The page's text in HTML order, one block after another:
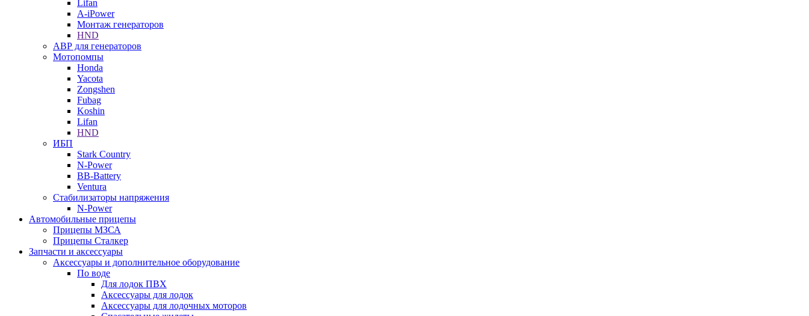
Lifan
A-iPower
Монтаж генераторов
HND
АВР для генераторов
Мотопомпы
Honda
Yacota
Zongshen
Fubag
Koshin
Lifan
HND
ИБП
Stark Country
N-Power
BB-Battery
Ventura
Стабилизаторы напряжения
N-Power
Автомобильные прицепы
Прицепы МЗСА
Прицепы Сталкер
Запчасти и аксессуары
Аксессуары и дополнительное оборудование
По воде
Для лодок ПВХ
Аксессуары для лодок
Аксессуары для лодочных моторов